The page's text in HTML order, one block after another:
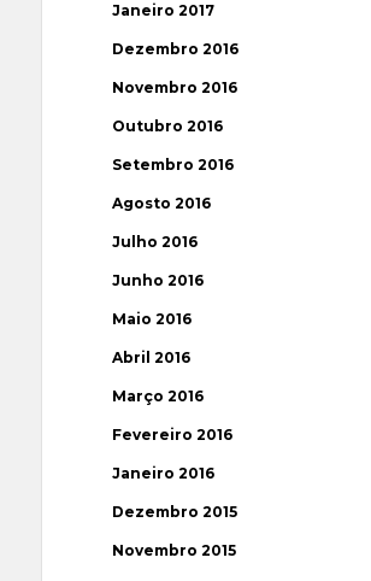
Janeiro 2017
Dezembro 2016
Novembro 2016
Outubro 2016
Setembro 2016
Agosto 2016
Julho 2016
Junho 2016
Maio 2016
Abril 2016
Março 2016
Fevereiro 2016
Janeiro 2016
Dezembro 2015
Novembro 2015